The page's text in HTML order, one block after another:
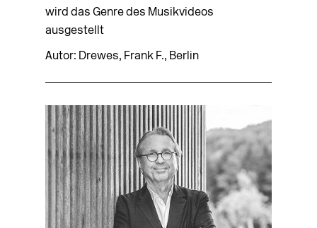
wird das Genre des Musikvideos
ausgestellt
Autor: Drewes, Frank F., Berlin